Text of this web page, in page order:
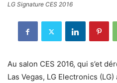
LG Signature CES 2016
Au salon CES 2016, qui s’et
Las Vegas, LG Electronics